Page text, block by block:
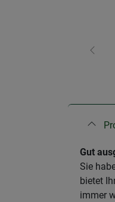
Zurück
​Gut
Sie
bietet
immer